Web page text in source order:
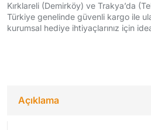
Kırklareli (Demirköy) ve Trakya’da
Türkiye genelinde güvenli kargo ile
kurumsal hediye ihtiyaçlarınız için
Açıklama